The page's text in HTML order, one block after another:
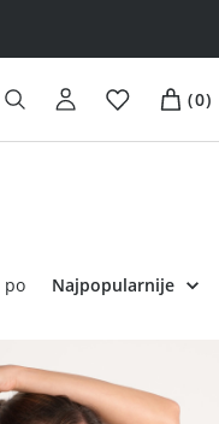
(0)
po Najpopularnije